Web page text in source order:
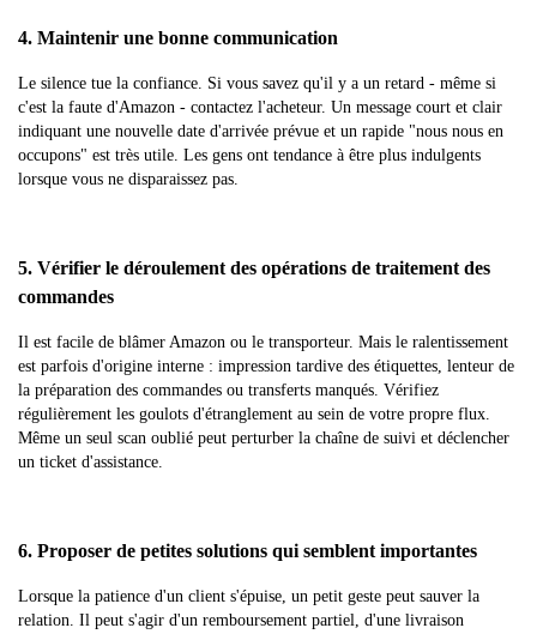
4. Maintenir une bonne communication
Le silence tue la confiance. Si vous savez qu'il y a un retard - même si
c'est la faute d'Amazon - contactez l'acheteur. Un message court et clair
indiquant une nouvelle date d'arrivée prévue et un rapide "nous nous en
occupons" est très utile. Les gens ont tendance à être plus indulgents
lorsque vous ne disparaissez pas.
5. Vérifier le déroulement des opérations de traitement des
commandes
Il est facile de blâmer Amazon ou le transporteur. Mais le ralentissement
est parfois d'origine interne : impression tardive des étiquettes, lenteur de
la préparation des commandes ou transferts manqués. Vérifiez
régulièrement les goulots d'étranglement au sein de votre propre flux.
Même un seul scan oublié peut perturber la chaîne de suivi et déclencher
un ticket d'assistance.
6. Proposer de petites solutions qui semblent importantes
Lorsque la patience d'un client s'épuise, un petit geste peut sauver la
relation. Il peut s'agir d'un remboursement partiel, d'une livraison